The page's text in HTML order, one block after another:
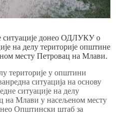
ситуације донео ОДЛУКУ о
на делу територије општине
месту Петровац на Млави.
територије у општини
ситуација на основу
ситуације на делу
на Млави у насељеном месту
Општински штаб за